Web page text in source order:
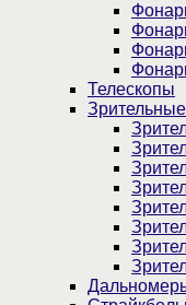
Телескопы